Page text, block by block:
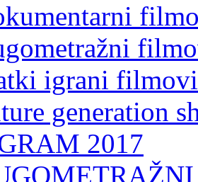
igrani filmovi
generation
2017